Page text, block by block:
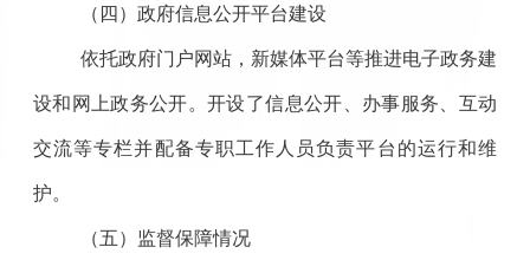
（四）政府信息公开平台建设
依托政府门户网站，新媒体平台等推进电子政务建
设和网上政务公开。开设了信息公开、办事服务、互动
交流等专栏并配备专职工作人员负责平台的运行和维
护。
（五）监督保障情况